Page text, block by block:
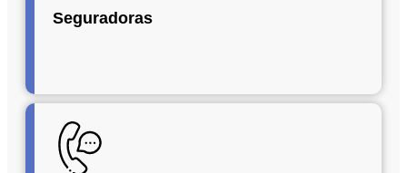
Seguradoras